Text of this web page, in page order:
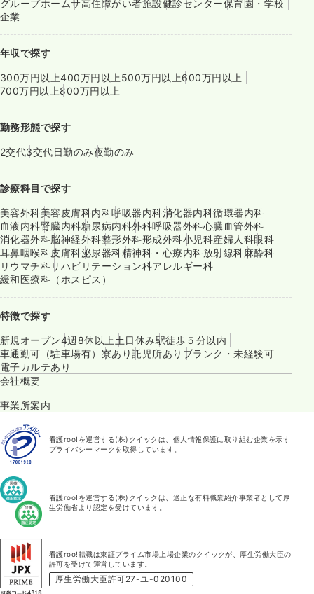
グループホームサ高住障がい者施設健診センター保育園・学校
企業
年収で探す
300万円以上400万円以上 500万円以上600万円以上
700万円以上800万円以上
勤務形態で探す
2交代3交代日勤のみ夜勤のみ
診療科目で探す
美容外科美容皮膚科内科呼吸器内科消化器内科循環器内科
血液内科腎臓内科糖尿病内科外科呼吸器外科心臓血管外科
消化器外科脳神経外科整形外科形成外科小児科産婦人科眼科
耳鼻咽喉科皮膚科泌尿器科精神科・心療内科放射線科麻酔科
リウマチ科リハビリテーション科アレルギー科
緩和医療科（ホスピス）
特徴で探す
新規オープン4週8休以上 土日休み駅徒歩５分以内
車通勤可（駐車場有） 寮あり託児所あり ブランク・未経験可
電子カルテあり
会社概要
事業所案内
看護roo!を運営する(株)クイックは、個人情報保護に取り組む企業を示す
プライバシーマークを取得しています。
看護roo!を運営する(株)クイックは、適正な有料職業紹介事業者として厚
生労働省より認定を受けています。
看護roo!転職は東証プライム市場上場企業のクイックが、厚生労働大臣の
許可を受けて運営しています。
厚生労働大臣許可27-ユ-020100